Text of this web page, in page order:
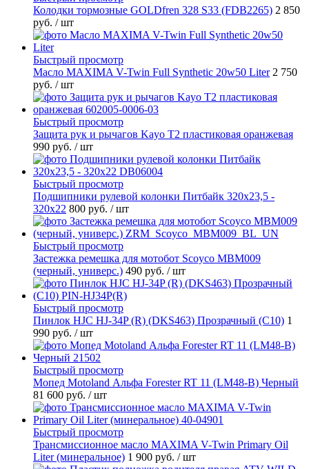
Колодки тормозные GOLDfren 328 S33 (FDB2265) 2 850
руб. / шт
Быстрый просмотр
Масло MAXIMA V-Twin Full Synthetic 20w50 Liter 2 750
руб. / шт
Быстрый просмотр
Защита рук и рычагов Kayo T2 пластиковая оранжевая
990 руб. / шт
Быстрый просмотр
Подшипники рулевой колонки Питбайк 320x23,5 -
320x22 800 руб. / шт
Быстрый просмотр
Застежка ремешка для мотобот Scoyco MBM009
(черный, универс.) 490 руб. / шт
Быстрый просмотр
Пинлок HJC HJ-34P (R) (DKS463) Прозрачный (C10) 1
990 руб. / шт
Быстрый просмотр
Мопед Motoland Альфа Forester RT 11 (LM48-B) Черный
81 600 руб. / шт
Быстрый просмотр
Трансмиссионное масло MAXIMA V-Twin Primary Oil
Liter (минеральное) 1 900 руб. / шт